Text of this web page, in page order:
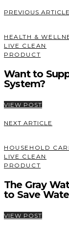
PREVIOUS ARTICLE
HEALTH &
LIVE CLEAN
PRODUCT
Want to
System?
VIEW POST
NEXT ARTICLE
HOUSEHOLD
LIVE CLEAN
PRODUCT
The Gray
to Save
VIEW POST